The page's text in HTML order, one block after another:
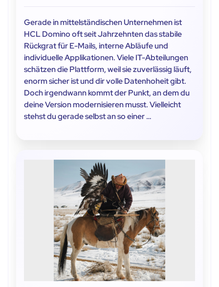
Gerade in mittelständischen Unternehmen ist
HCL Domino oft seit Jahrzehnten das stabile
Rückgrat für E-Mails, interne Abläufe und
individuelle Applikationen. Viele IT-Abteilungen
schätzen die Plattform, weil sie zuverlässig läuft,
enorm sicher ist und dir volle Datenhoheit gibt.
Doch irgendwann kommt der Punkt, an dem du
deine Version modernisieren musst. Vielleicht
stehst du gerade selbst an so einer …